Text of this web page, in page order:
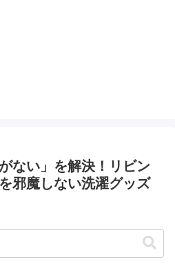
ない」を解決！リビン
邪魔しない洗濯グッズ